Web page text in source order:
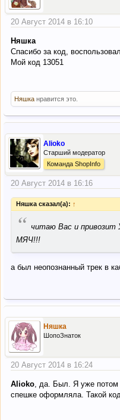
20 Август 2014 в 16:10
Няшка
Спасибо за код,
Мой код 13051
Няшка нравится это.
Alioko
Старший модератор
Команда ShopInfo
20 Август 2014 в 16:16
Няшка сказал(а): ↑
“ читаю Вас и привозит
МЯЧ!!!
а был неопознанный трек в
Няшка
ШопоЗнаток
20 Август 2014 в 16:24
Alioko , да. Был. Я уже потом
спешке оформляла. Такой